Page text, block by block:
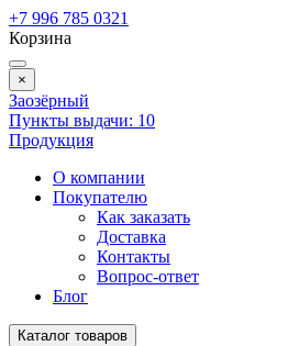
+7 996 785 0321
Корзина
×
Заозёрный
Пункты выдачи: 10
Продукция
О компании
Покупателю
Как заказать
Доставка
Контакты
Вопрос-ответ
Блог
Каталог товаров